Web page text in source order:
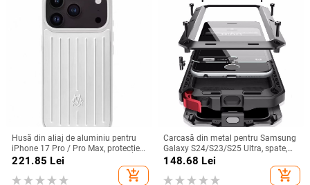
Husă din aliaj de aluminiu pentru
iPhone 17 Pro / Pro Max, protecție
anti-cădere, închidere magnetică,
turnare prin injecție, posibilitate de
personalizare
221.85 Lei
add_shopping_cart
Carcasă din metal pentru Samsung
Galaxy S24/S23/S25 Ultra, spate,
prelucrată, personalizabilă, disipare
căldură, anti-cadere, anti-amprentă
148.68 Lei
add_shopping_cart